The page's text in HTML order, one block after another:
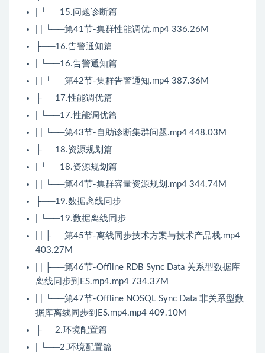
| └──15.问题诊断篇
| | └──第41节-集群性能调优.mp4 336.26M
├──16.告警通知篇
| └──16.告警通知篇
| | └──第42节-集群告警通知.mp4 387.36M
├──17.性能调优篇
| └──17.性能调优篇
| | └──第43节-自助诊断集群问题.mp4 448.03M
├──18.资源规划篇
| └──18.资源规划篇
| | └──第44节-集群容量资源规划.mp4 344.74M
├──19.数据离线同步
| └──19.数据离线同步
| | ├──第45节-离线同步技术方案与技术产品栈.mp4
403.27M
| | ├──第46节-Offline RDB Sync Data 关系型数据库
离线同步到ES.mp4.mp4 734.37M
| | └──第47节-Offline NOSQL Sync Data 非关系型数
据库离线同步到ES.mp4.mp4 409.10M
├──2.环境配置篇
| └──2.环境配置篇